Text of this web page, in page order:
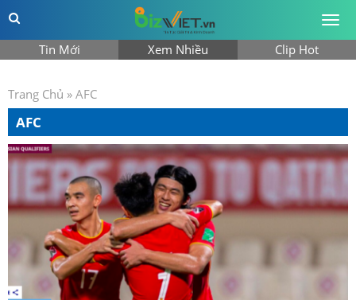
Tin Mới Xem Nhiều Clip Hot
Trang Chủ » AFC
AFC